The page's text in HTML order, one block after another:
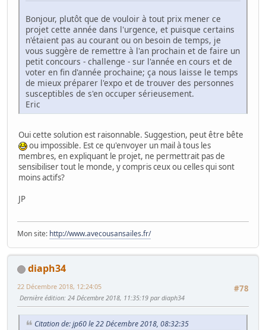
Bonjour, plutôt que de vouloir à tout prix mener ce
projet cette année dans l'urgence, et puisque certains
n'étaient pas au courant ou on besoin de temps, je
vous suggère de remettre à l'an prochain et de faire un
petit concours - challenge - sur l'année en cours et de
voter en fin d'année prochaine; ça nous laisse le temps
de mieux préparer l'expo et de trouver des personnes
susceptibles de s'en occuper sérieusement.
Eric
Oui cette solution est raisonnable. Suggestion, peut être bête
ou impossible. Est ce qu'envoyer un mail à tous les
membres, en expliquant le projet, ne permettrait pas de
sensibiliser tout le monde, y compris ceux ou celles qui sont
moins actifs?
JP
Mon site: http://www.avecousansailes.fr/
diaph34
#78
22 Décembre 2018, 12:24:05
Dernière édition: 24 Décembre 2018, 11:35:19 par diaph34
Citation de: jp60 le 22 Décembre 2018, 08:32:35